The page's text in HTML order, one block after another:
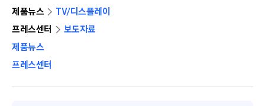
제품뉴스
TV/디스플레이
프레스센터
보도자료
제품뉴스
프레스센터